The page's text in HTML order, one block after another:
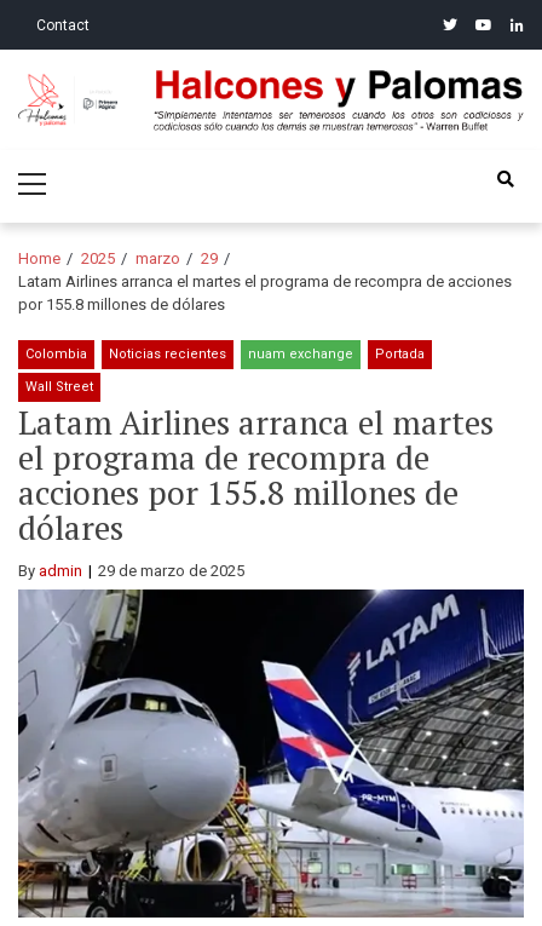
Contact twitteryoutube
Halcones y Palomas
Menu
Home 2025 marzo
29
Latam Airlines arranca el martes el programa de recompra de acciones
por 155.8 millones de dólares
Colombia Noticias recientes nuam exchange Portada
Wall Street
Latam Airlines arranca el martes
el programa de recompra de
acciones por 155.8 millones de
dólares
By admin 29 de marzo de 2025